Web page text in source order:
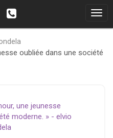
oubliée dans une société